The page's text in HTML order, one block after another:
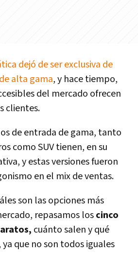
dejó de ser exclusiva de
alta gama, y hace tiempo,
del mercado ofrecen
clientes.
de entrada de gama, tanto
como SUV tienen, en su
y estas versiones fueron
en el mix de ventas.
son las opciones más
repasamos loscinco
cuánto salen y qué
que no son todos iguales